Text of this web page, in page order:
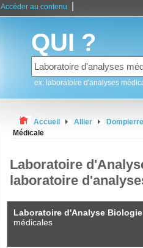
Accéder au contenu
QUI ?
ex: laboratoire d'analyses
Accueil Allier
Médicale
Laboratoire
laboratoire
Laboratoire d'Analyse
médicales